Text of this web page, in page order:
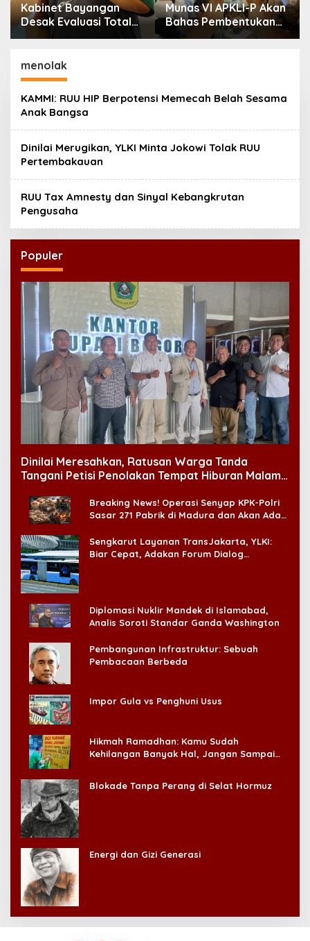
Kabinet Bayangan
Desak Evaluasi Total
MBG Usai Rentetan
Munas VI APKLI-P Akan
Bahas Pembentukan
Badan Perekonomian
menolak
KAMMI: RUU HIP Berpotensi Memecah Belah Sesama
Anak Bangsa
Dinilai Merugikan, YLKI Minta Jokowi Tolak RUU
Pertembakauan
RUU Tax Amnesty dan Sinyal Kebangkrutan
Pengusaha
Populer
Dinilai Meresahkan, Ratusan Warga Tanda
Tangani Petisi Penolakan Tempat Hiburan Malam
Breaking News! Operasi Senyap KPK-Polri
Sasar 271 Pabrik di Madura dan Akan Ada
Sengkarut Layanan TransJakarta, YLKI:
Biar Cepat, Adakan Forum Dialog
Diplomasi Nuklir Mandek di Islamabad,
Analis Soroti Standar Ganda Washington
Pembangunan Infrastruktur: Sebuah
Pembacaan Berbeda
Impor Gula vs Penghuni Usus
Hikmah Ramadhan: Kamu Sudah
Kehilangan Banyak Hal, Jangan Sampai
Blokade Tanpa Perang di Selat Hormuz
Energi dan Gizi Generasi